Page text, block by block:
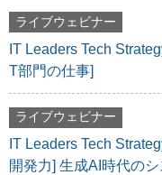
ライブウェビナー
IT Leaders Tech
T部門の仕事]
ライブウェビナー
IT Leaders Tech
開発力] 生成AI時代のシ